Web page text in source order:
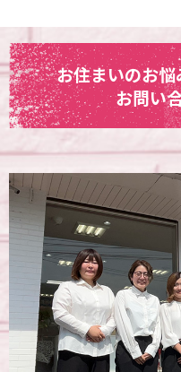
お住まいのお
お問い